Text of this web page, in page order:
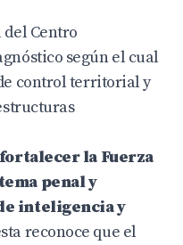
Centro
según el cual
control territorial y
fortalecer la Fuerza
penal y
inteligencia y
reconoce que el